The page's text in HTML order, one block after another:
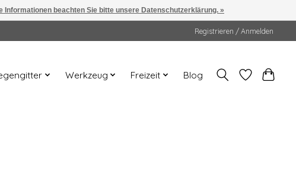
Registrieren / Anmelden
Werkzeug Freizeit Blog
Informationen beachten Sie bitte unsere Datenschutzerklärung. »